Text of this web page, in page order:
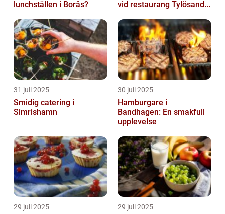
lunchställen i Borås? vid restaurang Tylösand...
31 juli 2025
Smidig catering i
Simrishamn
30 juli 2025
Hamburgare i
Bandhagen: En smakfull
upplevelse
29 juli 2025 29 juli 2025